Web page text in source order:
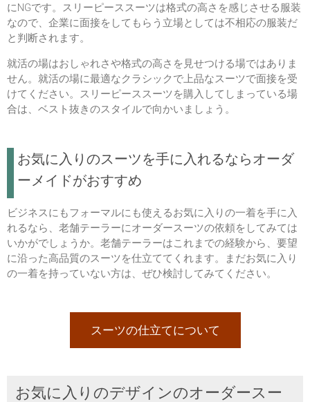
にNGです。スリーピーススーツは格式の高さを感じさせる服装
なので、企業に面接をしてもらう立場としては不相応の服装だ
と判断されます。
就活の場はおしゃれさや格式の高さを見せつける場ではありま
せん。就活の場に最適なクラシックで上品なスーツで面接を受
けてください。スリーピーススーツを購入してしまっている場
合は、ベスト抜きのスタイルで向かいましょう。
お気に入りのスーツを手に入れるならオーダ
ーメイドがおすすめ
ビジネスにもフォーマルにも使えるお気に入りの一着を手に入
れるなら、老舗テーラーにオーダースーツの依頼をしてみては
いかがでしょうか。老舗テーラーはこれまでの経験から、要望
に沿った高品質のスーツを仕立ててくれます。まだお気に入り
の一着を持っていない方は、ぜひ検討してみてください。
スーツの仕立てについて
お気に入りのデザインのオーダースー